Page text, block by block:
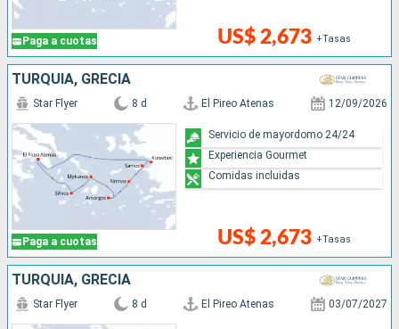
Paga a cuotas US$ 2,673 +Tasas
TURQUÍA, GRECIA
Paga a cuotas
Star Flyer 8 d El Pireo Atenas 12/09/2026
US$ 2,673 +Tasas
Servicio de mayordomo 24/24
Experiencia Gourmet
Comidas incluidas
TURQUÍA, GRECIA
Star Flyer 8 d El Pireo Atenas 03/07/2027